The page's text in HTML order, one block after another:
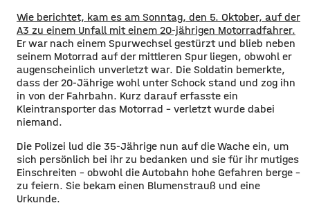
Wie berichtet, kam es am Sonntag, den 5. Oktober, auf der
A3 zu einem Unfall mit einem 20-jährigen Motorradfahrer.
Er war nach einem Spurwechsel gestürzt und blieb neben
seinem Motorrad auf der mittleren Spur liegen, obwohl er
augenscheinlich unverletzt war. Die Soldatin bemerkte,
dass der 20-Jährige wohl unter Schock stand und zog ihn
in von der Fahrbahn. Kurz darauf erfasste ein
Kleintransporter das Motorrad – verletzt wurde dabei
niemand.
Die Polizei lud die 35-Jährige nun auf die Wache ein, um
sich persönlich bei ihr zu bedanken und sie für ihr mutiges
Einschreiten – obwohl die Autobahn hohe Gefahren berge –
zu feiern. Sie bekam einen Blumenstrauß und eine
Urkunde.